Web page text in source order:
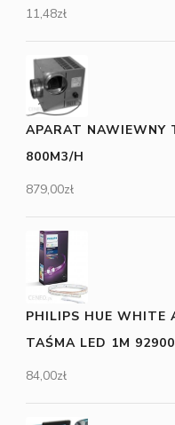
11,48zł
APARAT NAWIEWNY
800M3/H
879,00zł
PHILIPS HUE WHITE
TAŚMA LED 1M
84,00zł